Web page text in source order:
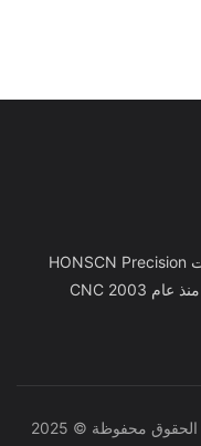
HONSCN Precision هي شركة مصنعة احترافية لأجزاء آلات